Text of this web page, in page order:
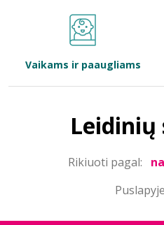
Bibliotekoms
Vaikams ir paaugliams
Leidinių
Rikiuoti pagal: